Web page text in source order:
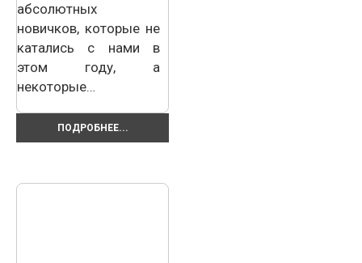
абсолютных
новичков, которые не
катались с нами в
этом году, а
некоторые…
ПОДРОБНЕЕ...